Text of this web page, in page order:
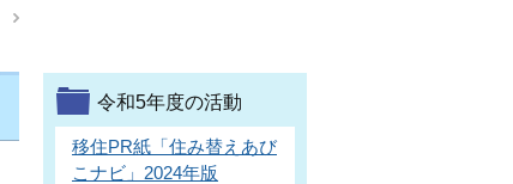
令和5年度の活動
移住PR紙「住み替えあび
こナビ」2024年版